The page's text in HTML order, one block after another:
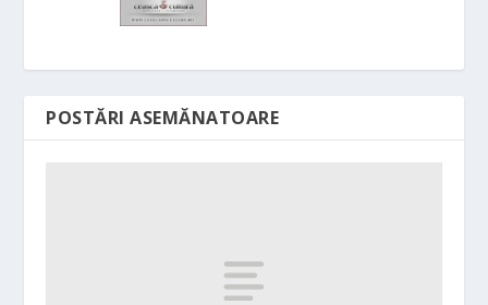
POSTĂRI ASEMĂNATOARE